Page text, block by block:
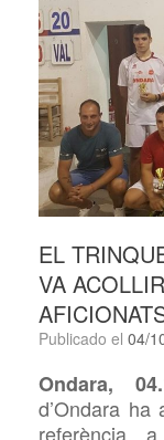
EL
VA
Publicado el 04/
Ondara,
d’Ondara ha
referència a